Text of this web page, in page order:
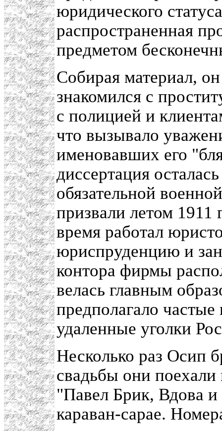
юридического
распространенная
предметом
Собирая материал,
знакомился с
с полицией и
что вызывало
именовавших его
диссертация
обязательной
призвали летом
время работал
юриспруденцию и
контора фирмы
велась главным
предполагало
удаленные уголки
Несколько раз Осип
свадьбы они
"Павел Брик, Вдова
караван-сарае.